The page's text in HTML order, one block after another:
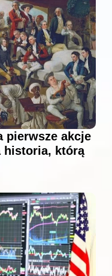
pierwsze akcje
historia, którą